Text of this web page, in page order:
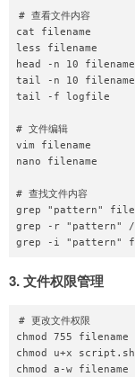
cp -r sourcedir
# 移动或重命名
mv oldname
# 查看文件内容
cat filename        #
less filename
head -n 10 filename
tail -n 10 filename
tail -f logfile     #
# 文件编辑
vim filename
nano filename
# 查找文件内容
grep "pattern"
grep -r "pattern" /
3. 文件权限管理
# 更改文件权限
chmod 755
chmod u+x script.sh
chmod a-w filename